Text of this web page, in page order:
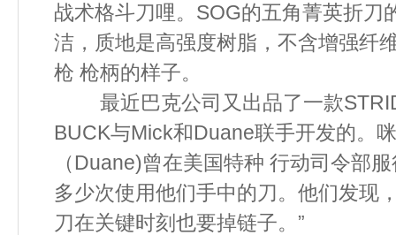
战术格斗刀哩。SOG的五角菁英折刀
洁，质地是高强度树脂，不含增强纤
枪 枪柄的样子。
最近巴克公司又出品了一款
BUCK与Mick和Duane联手开发的。
（Duane)曾在美国特种 行动司令部
多少次使用他们手中的刀。他们发
刀在关键时刻也要掉链子。”